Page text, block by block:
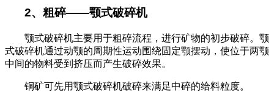
2、粗碎——颚式破碎机
颚式破碎机主要用于粗碎流程，进行矿物的初步破碎。颚
式破碎机通过动颚的周期性运动围绕固定颚摆动，使位于两颚
中间的物料受到挤压而产生破碎效果。
铜矿可先用颚式破碎机破碎来满足中碎的给料粒度。